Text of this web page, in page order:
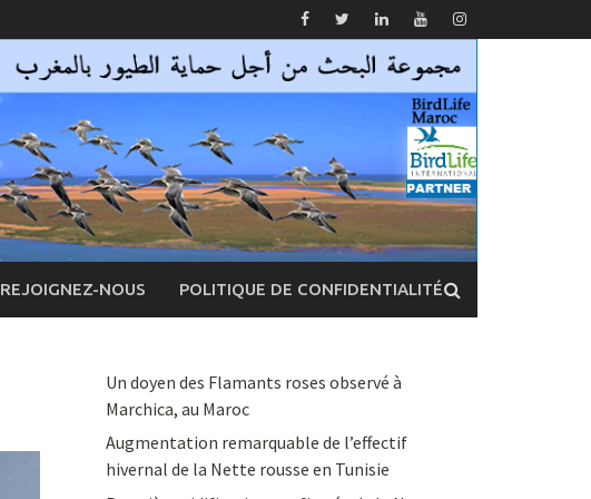
REJOIGNEZ-NOUS POLITIQUE DE CONFIDENTIALITÉ
Un doyen des Flamants roses observé à
Marchica, au Maroc
Augmentation remarquable de l’effectif
hivernal de la Nette rousse en Tunisie